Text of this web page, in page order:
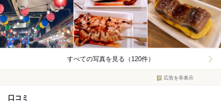
すべての写真を見る（120件）
広告を非表示
口コミ